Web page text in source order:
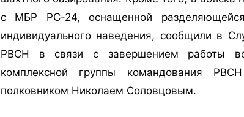
с МБР РС-24, оснащенной
индивидуального наведения, сообщили в
РВСН в связи с завершением работы
комплексной группы командования
полковником Николаем Соловцовым.